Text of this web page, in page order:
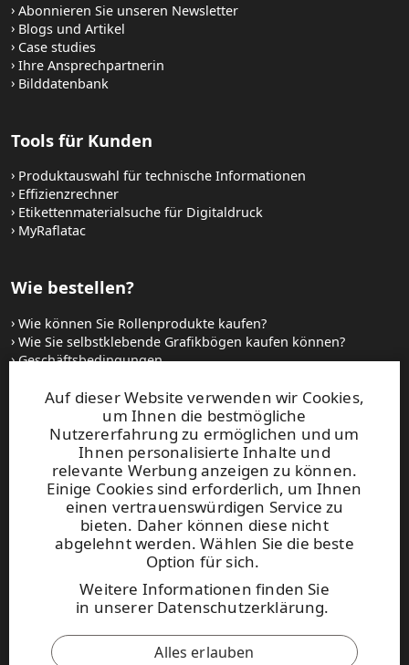
Auf dieser Website verwenden wir Cookies,
um Ihnen die bestmögliche
Nutzererfahrung zu ermöglichen und um
Ihnen personalisierte Inhalte und
relevante Werbung anzeigen zu können.
Einige Cookies sind erforderlich, um Ihnen
einen vertrauenswürdigen Service zu
bieten. Daher können diese nicht
abgelehnt werden. Wählen Sie die beste
Option für sich.
Weitere Informationen finden Sie
in unserer Datenschutzerklärung.
Alles erlauben
Abonnieren Sie unseren Newsletter
Blogs und Artikel
Case studies
Ihre Ansprechpartnerin
Bilddatenbank
Tools für Kunden
Produktauswahl für technische Informationen
Effizienzrechner
Etikettenmaterialsuche für Digitaldruck
MyRaflatac
Wie bestellen?
Wie können Sie Rollenprodukte kaufen?
Wie Sie selbstklebende Grafikbögen kaufen können?
Geschäftsbedingungen
Websites und kontakt
UPM Raflatac Graphics Solutions
UPM Raflatac Office Products
UPM Raflatac Industrial Removables
Kontakt
Diese Seite ist durch reCAPTCHA
geschützt.DatenschutzerklärungundNutzungsbedingungen